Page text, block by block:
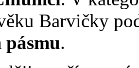
Barvičky
pásmu.